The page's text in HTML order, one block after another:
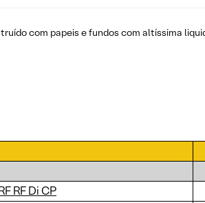
com papeis e fundos com altíssima
RF Di CP